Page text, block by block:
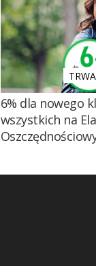
6% dla nowego
wszystkich na